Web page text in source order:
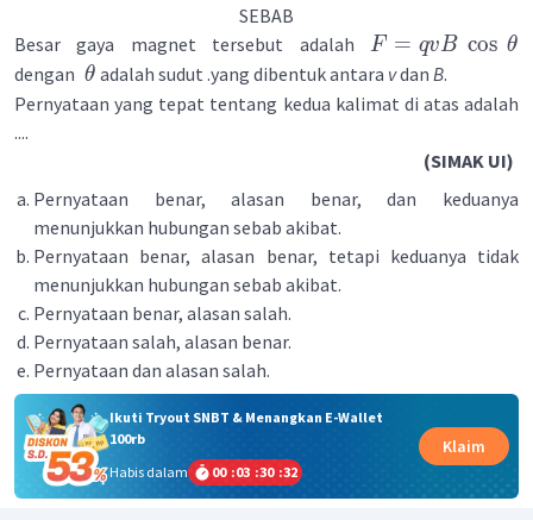
SEBAB
Besar gaya magnet tersebut adalahF = qvB cos θ
dengan θ adalah sudut .yang dibentuk antara vdan B.
Pernyataan yang tepat tentang kedua kalimat di atas adalah
....
(SIMAK UI)
Pernyataan benar, alasan benar, dan keduanya
menunjukkan hubungan sebab akibat.
Pernyataan benar, alasan benar, tetapi keduanya tidak
menunjukkan hubungan sebab akibat.
Pernyataan benar, alasan salah.
Pernyataan salah, alasan benar.
Pernyataan dan alasan salah.
Ikuti Tryout SNBT & Menangkan E-Wallet
100rb
Habis dalam
00 :03 :30 :32
Klaim